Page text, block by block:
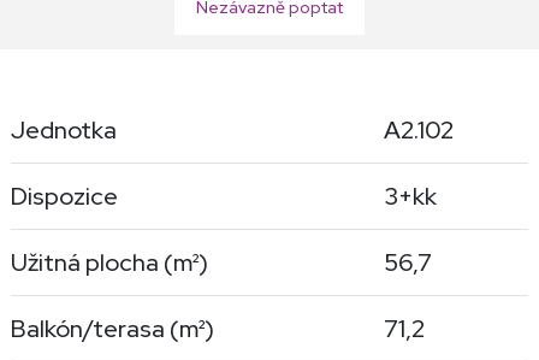
Nezávazně poptat
Jednotka A2.102
Dispozice 3+kk
Užitná plocha (m²) 56,7
Balkón/terasa (m²) 71,2